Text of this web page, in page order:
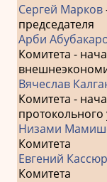
Сергей Марков
председателя
Арби
Комитета -
Вячеслав
Комитета -
Низами
Комитета
Евгений
Комитета